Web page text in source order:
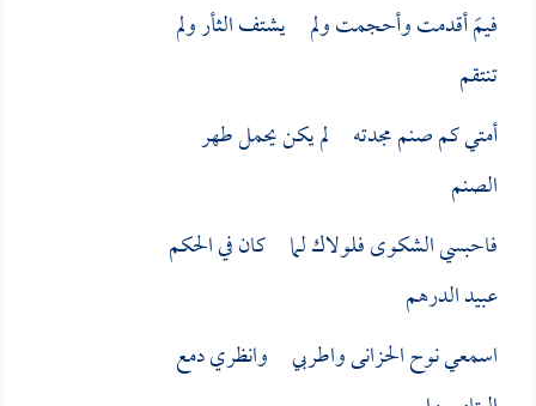
فيمَ أقدمت وأحجمت ولم يشتف الثأر ولم
تنتقم
أمتي كم صنم مجدته لم يكن يحمل طهر
الصنم
فاحبسي الشكوى فلولاك لما كان في الحكم
عبيد الدرهم
اسمعي نوح الحزانى واطربي وانظري دمع